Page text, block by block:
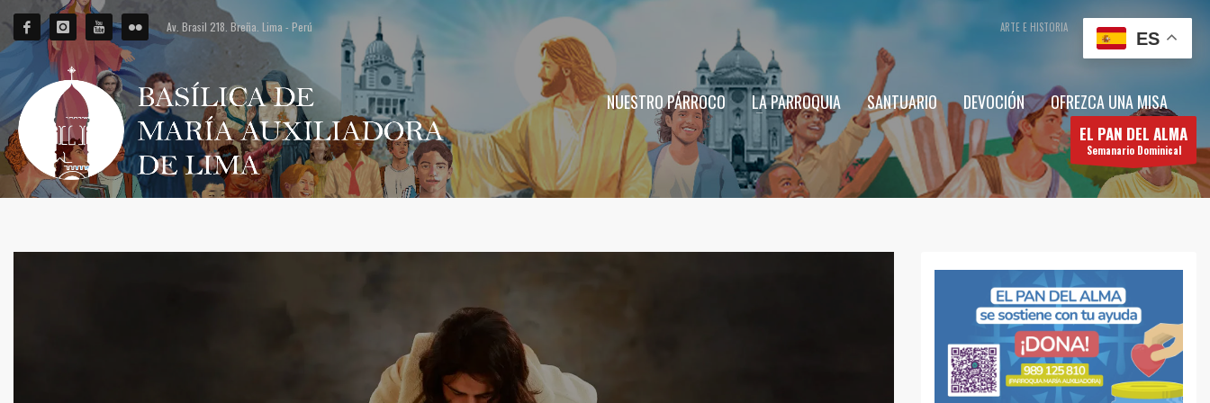
Av. Brasil 218. Breña. Lima - Perú ARTE E HISTORIA CONTÁCTENOS
NUESTRO PÁRROCO LA PARROQUIA SANTUARIO DEVOCIÓN OFREZCA UNA MISA
EL PAN DEL ALMA
Semanario Dominical
ES